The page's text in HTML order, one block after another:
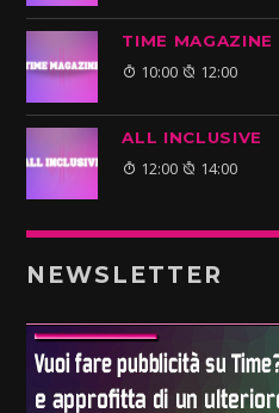
TIME MAGAZINE
10:00 12:00
ALL INCLUSIVE
12:00 14:00
NEWSLETTER